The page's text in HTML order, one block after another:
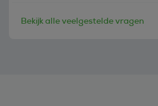
Bekijk alle veelgestelde vragen